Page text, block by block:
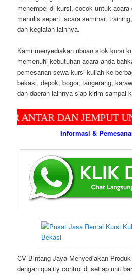
menempel di kursi, cocok untuk
menulis seperti acara seminar,
dan kegiatan lainnya.
Kami menyediakan ribuan stok kursi
memenuhi kebutuhan acara anda
pemesanan sewa kursi kuliah ke
bekasi, depok, bogor, tangerang,
dan daerah lainnya siap kirim sampai
DAN JEMPUT UNTUK
Informasi &
CV Bintang Jaya Menyediakan
dengan quality control di setiap unit